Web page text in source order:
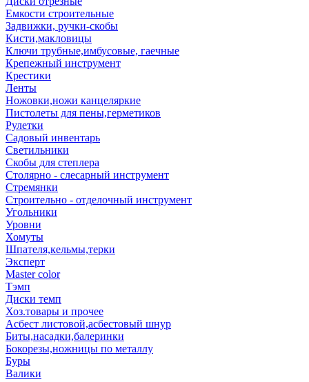
Емкости строительные
Задвижки, ручки-скобы
Кисти,макловицы
Ключи трубные,имбусовые, гаечные
Крепежный инструмент
Крестики
Ленты
Ножовки,ножи канцеляркие
Пистолеты для пены,герметиков
Рулетки
Садовый инвентарь
Светильники
Скобы для степлера
Столярно - слесарный инструмент
Стремянки
Строительно - отделочный инструмент
Угольники
Уровни
Хомуты
Шпателя,кельмы,терки
Эксперт
Master color
Тэмп
Диски темп
Хоз.товары и прочее
Асбест листовой,асбестовый шнур
Биты,насадки,балеринки
Бокорезы,ножницы по металлу
Буры
Валики